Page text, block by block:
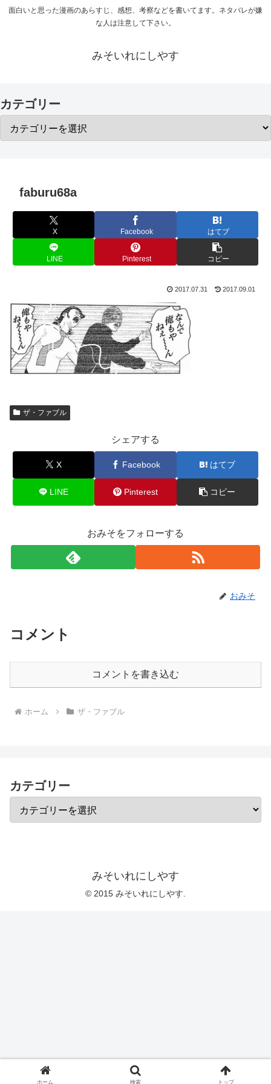
面白いと思った漫画のあらすじ、感想、考察などを書いてます。ネタバレが嫌
な人は注意して下さい。
みそいれにしやす
カテゴリー
faburu68a
X Facebook はてブ
LINE Pinterest コピー
2017.07.31 2017.09.01
ザ・ファブル
シェアする
X Facebook はてブ
LINE Pinterest コピー
おみそをフォローする
おみそ
コメント
コメントを書き込む
ホーム ザ・ファブル
カテゴリー
みそいれにしやす
© 2015 みそいれにしやす.
ホーム 検索 トップ